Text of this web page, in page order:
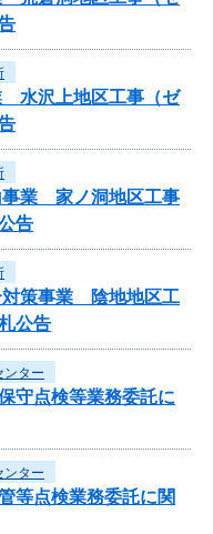
水沢上地区工事（ゼ
事業 家ノ洞地区工事
告
対策事業 陰地地区工
公告
ンター
守点検等業務委託に
ンター
等点検業務委託に関